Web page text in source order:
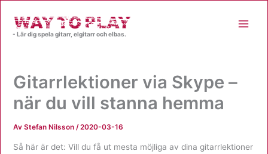
innehåll
- Lär dig spela gitarr, elgitarr och elbas.
Gitarrlektioner via Skype –
när du vill stanna hemma
AvStefan Nilsson /2020-03-16
Så här är det: Vill du få ut mesta möjliga av dina gitarrlektioner